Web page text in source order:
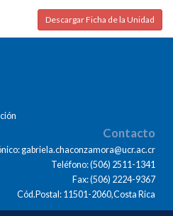
Descargar Ficha de la Unidad
Contacto
gabriela.chaconzamora@ucr.ac.cr
Teléfono: (506) 2511-1341
Fax: (506) 2224-9367
Cód.Postal: 11501-2060,Costa Rica